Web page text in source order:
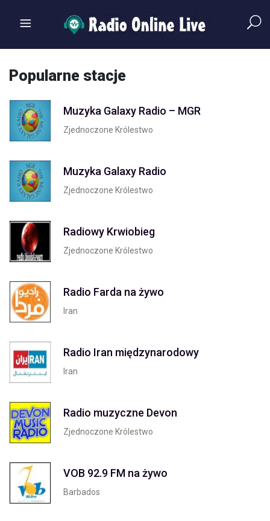
Popularne stacje
Muzyka Galaxy Radio – MGR
Zjednoczone Królestwo
Muzyka Galaxy Radio
Zjednoczone Królestwo
Radiowy Krwiobieg
Zjednoczone Królestwo
Radio Farda na żywo
Iran
Radio Iran międzynarodowy
Iran
Radio muzyczne Devon
Zjednoczone Królestwo
VOB 92.9 FM na żywo
Barbados